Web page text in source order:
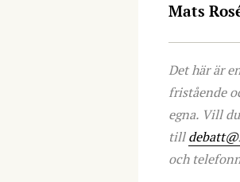
Mats
Det här är
fristående
egna. Vill
till
och